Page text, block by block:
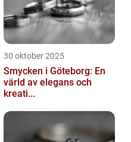
30 oktober 2025
Smycken i Göteborg: En
värld av elegans och
kreati...